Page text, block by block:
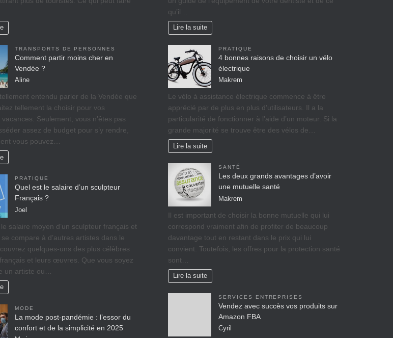
TRANSPORTS DE PERSONNES
Comment partir moins cher en
Vendée ?
Aline
entendu parler de la Vendée que
tellement la choisir pour vos
Seulement, vous n’êtes pas
assez de budget pour s’y rendre,
vous pouvez…
PRATIQUE
Quel est le salaire d’un sculpteur
Français ?
Joel
salaire moyen d’un sculpteur français et
compare à d’autres artistes dans le
quelques-uns des plus célèbres
et leurs œuvres. Que vous soyez
un artiste ou…
MODE
La mode post-pandémie : l’essor du
confort et de la simplicité en 2025
qu’il…
Lire la suite
PRATIQUE
4 bonnes raisons de choisir un vélo
électrique
Makrem
Le vélo à assistance électrique commence à être
apprécié par de plus en plus d’utilisateurs. Il a la
particularité de fonctionner à l’aide d’un moteur. Si la
grande majorité se trouve être des vélos de…
Lire la suite
SANTÉ
Les deux grands avantages d’avoir
une mutuelle santé
Makrem
Il est important de choisir la bonne mutuelle qui lui
correspond vraiment afin de profiter de beaucoup
davantage tout en restant dans le prix qui lui
convient. Toutefois, les offres pour la protection santé
sont…
Lire la suite
SERVICES ENTREPRISES
Vendez avec succès vos produits sur
Amazon FBA
Cyril